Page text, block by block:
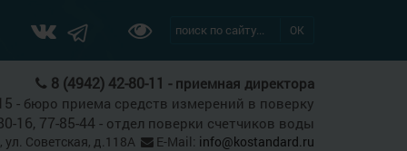
ОК
8 (4942) 42-80-11 - приемная директора
- бюро приема средств измерений в поверку
16, 77-85-44 - отдел поверки счетчиков воды
Советская, д.118А
E-Mail: info@kostandard.ru